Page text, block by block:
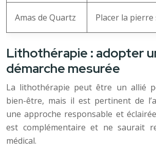
Amas de Quartz Placer la
Lithothérapie : adopter
démarche mesurée
La lithothérapie peut être un allié
bien-être, mais il est pertinent de
une approche responsable et
est complémentaire et ne saurait
médical.